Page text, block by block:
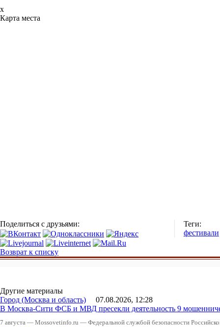
x
Карта места
Поделиться с друзьями:
Теги:
фестивали
Возврат к списку
Другие материалы
Город (Москва и область) 07.08.2026, 12:28
В Москва-Сити ФСБ и МВД пресекли деятельность 9
7 августа — Mossovetinfo.ru — Федеральной службой безопасности